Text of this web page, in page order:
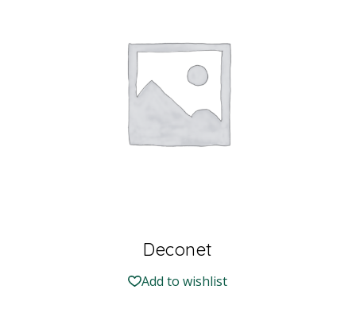
Deconet
Add to wishlist